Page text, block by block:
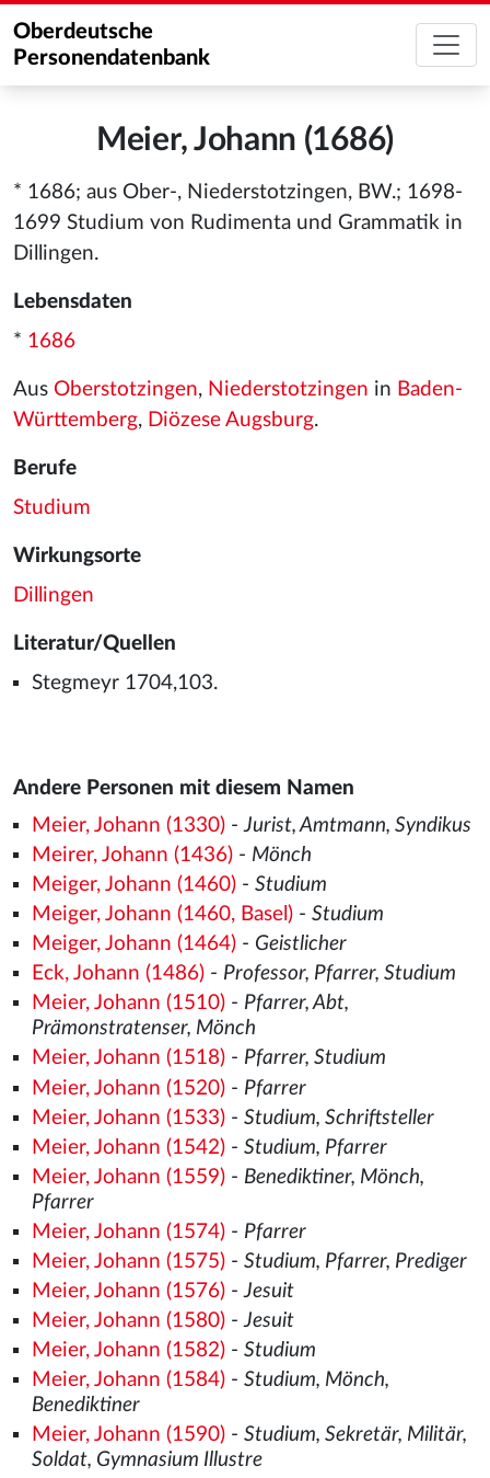
Oberdeutsche
Personendatenbank
Meier, Johann (1686)
* 1686; aus Ober-, Niederstotzingen, BW.; 1698-
1699 Studium von Rudimenta und Grammatik in
Dillingen.
Lebensdaten
* 1686
Aus Oberstotzingen, Niederstotzingen in Baden-
Württemberg, Diözese Augsburg.
Berufe
Studium
Wirkungsorte
Dillingen
Literatur/Quellen
Stegmeyr 1704,103.
Andere Personen mit diesem Namen
Meier, Johann (1330)-Jurist, Amtmann, Syndikus
Meirer, Johann (1436)- Mönch
Meiger, Johann (1460)- Studium
Meiger, Johann (1460, Basel)- Studium
Meiger, Johann (1464)- Geistlicher
Eck, Johann (1486)- Professor, Pfarrer, Studium
Meier, Johann (1510)- Pfarrer, Abt,
Prämonstratenser, Mönch
Meier, Johann (1518)- Pfarrer, Studium
Meier, Johann (1520)- Pfarrer
Meier, Johann (1533)- Studium, Schriftsteller
Meier, Johann (1542)- Studium, Pfarrer
Meier, Johann (1559)- Benediktiner, Mönch,
Pfarrer
Meier, Johann (1574)- Pfarrer
Meier, Johann (1575)- Studium, Pfarrer, Prediger
Meier, Johann (1576)-Jesuit
Meier, Johann (1580)-Jesuit
Meier, Johann (1582)- Studium
Meier, Johann (1584)- Studium, Mönch,
Benediktiner
Meier, Johann (1590)- Studium, Sekretär, Militär,
Soldat, Gymnasium Illustre